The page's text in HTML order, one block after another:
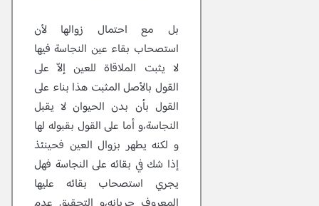
بل مع احتمال زوالها لأن
استصحاب بقاء عين النجاسة فيها
لا يثبت الملاقاة للعين إلاّ على
القول بالأصل المثبت هذا بناء على
القول بأن بدن الحيوان لا يقبل
النجاسة،و أما على القول بقبوله لها
و لكنه يطهر بزوال العين فحينئذ
إذا شك في بقائه على النجاسة فهل
يجري استصحاب بقائه عليها